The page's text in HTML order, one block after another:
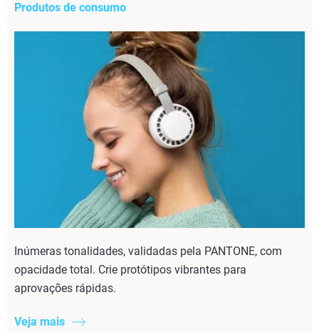
Produtos de consumo
Inúmeras tonalidades, validadas pela PANTONE, com
opacidade total. Crie protótipos vibrantes para
aprovações rápidas.
Veja mais